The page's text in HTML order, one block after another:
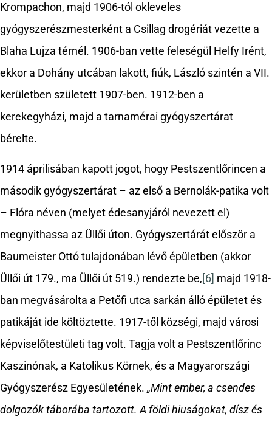
Krompachon, majd 1906-tól okleveles
gyógyszerészmesterként a Csillag drogériát vezette a
Blaha Lujza térnél. 1906-ban vette feleségül Helfy Irént,
ekkor a Dohány utcában lakott, fiúk, László szintén a VII.
kerületben született 1907-ben. 1912-ben a
kerekegyházi, majd a tarnamérai gyógyszertárat
bérelte.
1914 áprilisában kapott jogot, hogy Pestszentlőrincen a
második gyógyszertárat – az első a Bernolák-patika volt
– Flóra néven (melyet édesanyjáról nevezett el)
megnyithassa az Üllői úton. Gyógyszertárát először a
Baumeister Ottó tulajdonában lévő épületben (akkor
Üllői út 179., ma Üllői út 519.) rendezte be, [6] majd 1918-
ban megvásárolta a Petőfi utca sarkán álló épületet és
patikáját ide költöztette. 1917-től községi, majd városi
képviselőtestületi tag volt. Tagja volt a Pestszentlőrinc
Kaszinónak, a Katolikus Körnek, és a Magyarországi
Gyógyszerész Egyesületének. „Mint ember, a csendes
dolgozók táborába tartozott. A földi hiuságokat, dísz és